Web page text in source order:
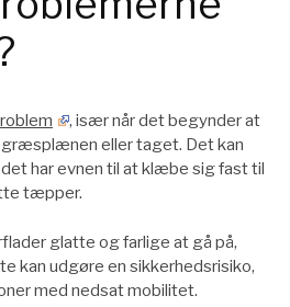
, især når det begynder at
eller taget. Det kan
har evnen til at klæbe sig fast til
tæpper.
glatte og farlige at gå på,
kan udgøre en sikkerhedsrisiko,
med nedsat mobilitet.